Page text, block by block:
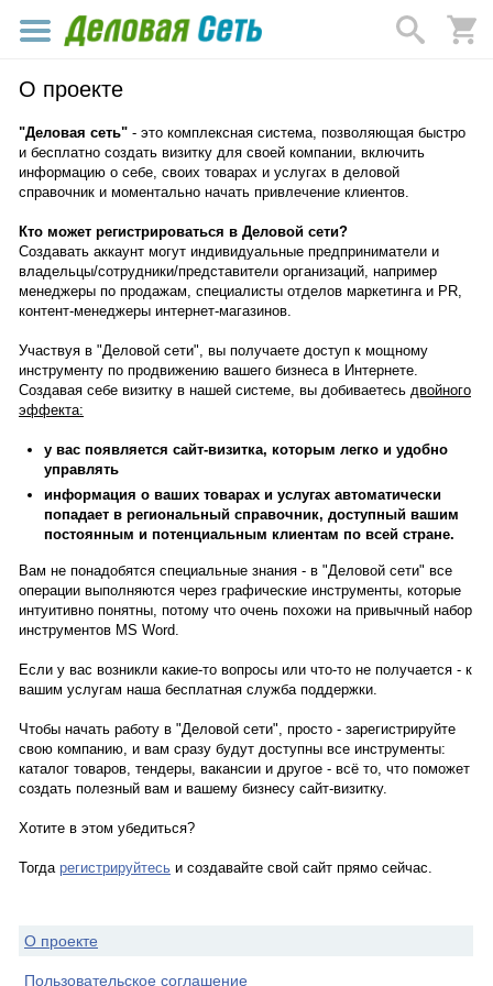
О проекте
"Деловая сеть" - это комплексная система, позволяющая быстро
и бесплатно создать визитку для своей компании, включить
информацию о себе, своих товарах и услугах в деловой
справочник и моментально начать привлечение клиентов.
Кто может регистрироваться в Деловой сети?
Создавать аккаунт могут индивидуальные предприниматели и
владельцы/сотрудники/представители организаций, например
менеджеры по продажам, специалисты отделов маркетинга и PR,
контент-менеджеры интернет-магазинов.
Участвуя в "Деловой сети", вы получаете доступ к мощному
инструменту по продвижению вашего бизнеса в Интернете.
Создавая себе визитку в нашей системе, вы добиваетесь двойного
эффекта:
у вас появляется сайт-визитка, которым легко и удобно
управлять
информация о ваших товарах и услугах автоматически
попадает в региональный справочник, доступный вашим
постоянным и потенциальным клиентам по всей стране.
Вам не понадобятся специальные знания - в "Деловой сети" все
операции выполняются через графические инструменты, которые
интуитивно понятны, потому что очень похожи на привычный набор
инструментов MS Word.
Если у вас возникли какие-то вопросы или что-то не получается - к
вашим услугам наша бесплатная служба поддержки.
Чтобы начать работу в "Деловой сети", просто - зарегистрируйте
свою компанию, и вам сразу будут доступны все инструменты:
каталог товаров, тендеры, вакансии и другое - всё то, что поможет
создать полезный вам и вашему бизнесу сайт-визитку.
Хотите в этом убедиться?
Тогда регистрируйтесь и создавайте свой сайт прямо сейчас.
О проекте
Пользовательское соглашение